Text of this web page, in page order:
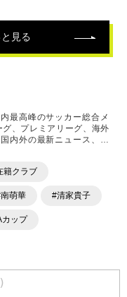
見る
最高峰のサッカー総合メ
、プレミアリーグ、海外
内外の最新ニュース、コ
」「TikTok」など、
籍クラブ
萌華 #清家貴子
カップ